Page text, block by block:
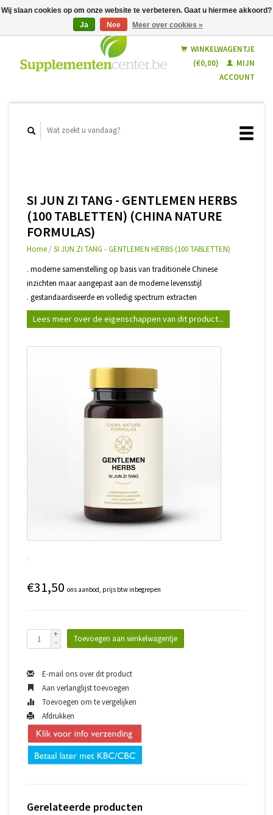
Nederlands
WINKELWAGENTJE
(€0,00)
MIJN
ACCOUNT
SI JUN ZI TANG - GENTLEMEN HERBS
(100 TABLETTEN) (CHINA NATURE
FORMULAS)
Home /SI JUN ZI TANG - GENTLEMEN HERBS (100 TABLETTEN)
. moderne samenstelling op basis van traditionele Chinese
inzichten maar aangepast aan de moderne levensstijl
. gestandaardiseerde en volledig spectrum extracten
Lees meer over de eigenschappen van dit product...
€31,50 ons aanbod, prijs btw inbegrepen
+
-
Toevoegen aan winkelwagentje
E-mail ons over dit product
Aan verlanglijst toevoegen
Toevoegen om te vergelijken
Afdrukken
Gerelateerde producten
Wij slaan cookies op om onze website te verbeteren. Gaat u hiermee akkoord?
Ja
Nee Meer over cookies »